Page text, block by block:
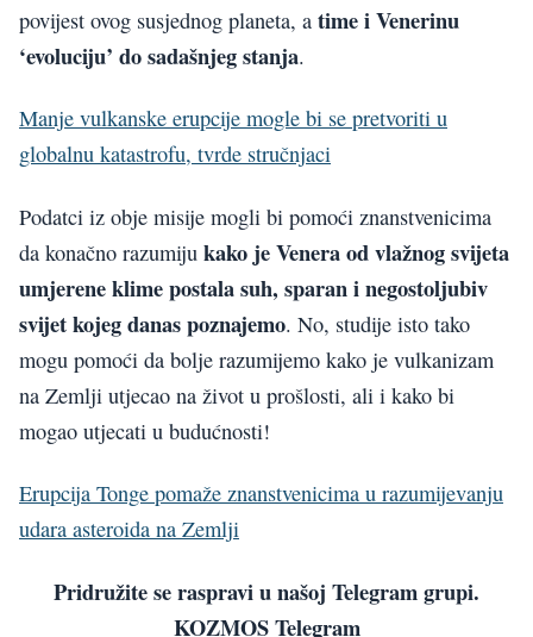
povijest ovog susjednog planeta, a time i Venerinu
‘evoluciju’ do sadašnjeg stanja.
Manje vulkanske erupcije mogle bi se pretvoriti u
globalnu katastrofu, tvrde stručnjaci
Podatci iz obje misije mogli bi pomoći znanstvenicima
da konačno razumiju kako je Venera od vlažnog svijeta
umjerene klime postala suh, sparan i negostoljubiv
svijet kojeg danas poznajemo. No, studije isto tako
mogu pomoći da bolje razumijemo kako je vulkanizam
na Zemlji utjecao na život u prošlosti, ali i kako bi
mogao utjecati u budućnosti!
Erupcija Tonge pomaže znanstvenicima u razumijevanju
udara asteroida na Zemlji
Pridružite se raspravi u našoj Telegram grupi.
KOZMOS Telegram